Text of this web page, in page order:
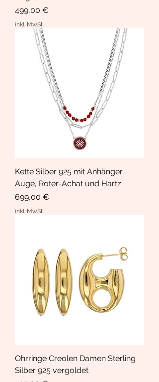
Preis
499,00 €
inkl. MwSt.
Kette Silber 925 mit Anhänger
Auge, Roter-Achat und Hartz
Preis
699,00 €
inkl. MwSt.
Ohrringe Creolen Damen Sterling
Silber 925 vergoldet